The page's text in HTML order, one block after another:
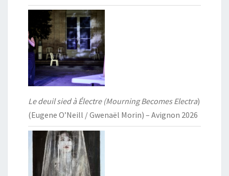
Le deuil sied à Électre (Mourning Becomes Electra)
(Eugene O’Neill / Gwenaël Morin) – Avignon 2026